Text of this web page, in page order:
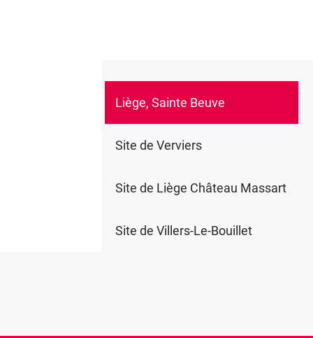
Liège, Sainte Beuve
Site de Verviers
Site de Liège Château Massart
Site de Villers-Le-Bouillet